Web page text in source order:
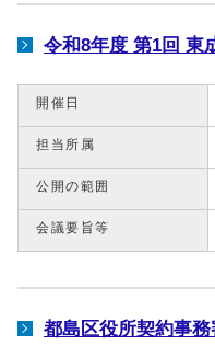
令和8年度 第1回 東
開催日
担当所属
公開の範囲
会議要旨等
都島区役所契約事